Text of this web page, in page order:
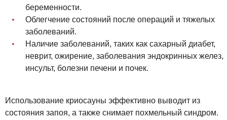
беременности.
Облегчение состояний после операций и тяжелых
заболеваний.
Наличие заболеваний, таких как сахарный диабет,
неврит, ожирение, заболевания эндокринных желез,
инсульт, болезни печени и почек.
Использование криосауны эффективно выводит из
состояния запоя, а также снимает похмельный синдром.